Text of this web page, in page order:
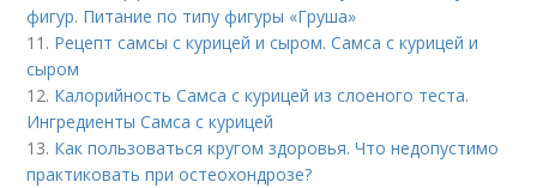
фигур. Питание по типу фигуры «Груша»
11. Рецепт самсы с курицей и сыром. Самса с курицей и
сыром
12. Калорийность Самса с курицей из слоеного теста.
Ингредиенты Самса с курицей
13. Как пользоваться кругом здоровья. Что недопустимо
практиковать при остеохондрозе?